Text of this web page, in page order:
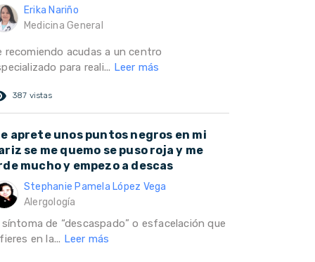
Erika Nariño
Medicina General
recomiendo acudas a un centro
para reali... Leer más
387 vistas
aprete unos puntos negros en mi
se me quemo se puso roja y me
mucho y empezo a descas
Stephanie Pamela López Vega
Alergología
síntoma de “descaspado” o esfacelación que
en la... Leer más